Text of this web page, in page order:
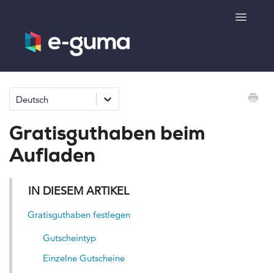
Toggle
Allgemeines
e-surprise
Deutsch
Gratisguthaben beim
Aufladen
IN DIESEM ARTIKEL
Gratisguthaben festlegen
Gutscheintyp
Einzelne Gutscheine